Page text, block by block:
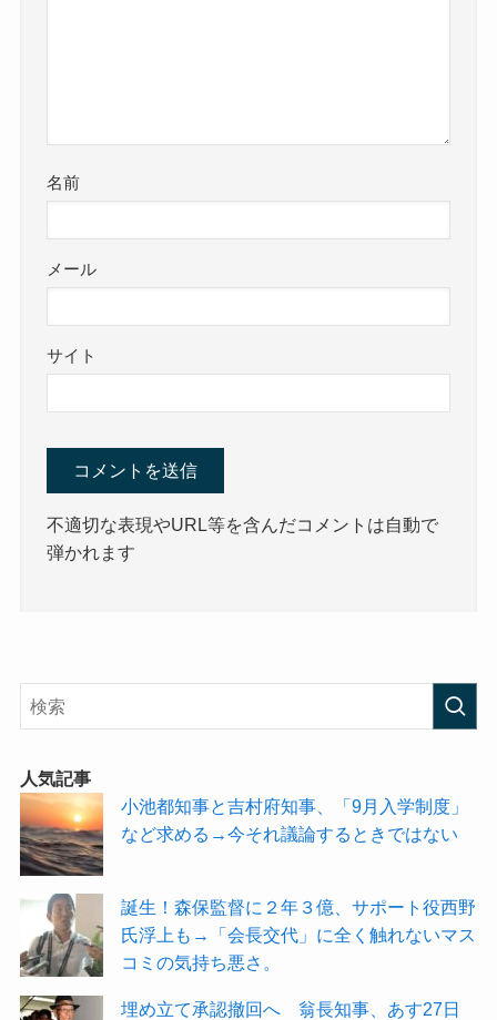
名前
メール
サイト
不適切な表現やURL等を含んだコメントは自動で
弾かれます
人気記事
小池都知事と吉村府知事、「9月入学制度」
など求める→今それ議論するときではない
誕生！森保監督に２年３億、サポート役西野
氏浮上も→「会長交代」に全く触れないマス
コミの気持ち悪さ。
埋め立て承認撤回へ 翁長知事、あす27日